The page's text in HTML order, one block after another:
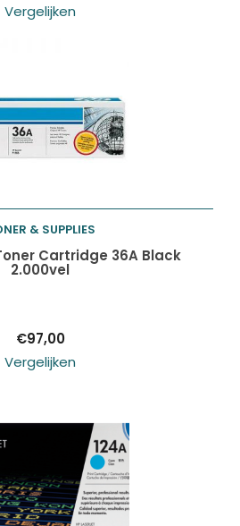
Vergelijken
aan
& SUPPLIES
Cartridge 36A Black
2.000vel
€97,00
Vergelijken